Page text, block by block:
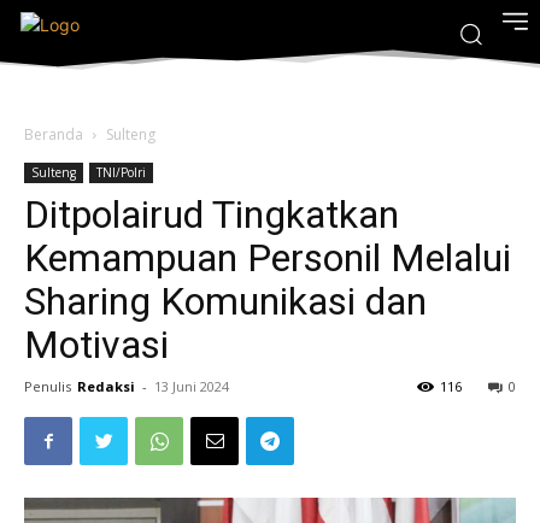
Beranda Sulteng
Sulteng TNI/Polri
Ditpolairud Tingkatkan
Kemampuan Personil Melalui
Sharing Komunikasi dan
Motivasi
Penulis Redaksi - 13 Juni 2024 0
116